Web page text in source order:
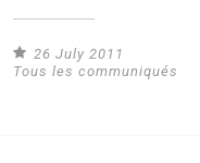
26 July 2011
Tous les communiqués